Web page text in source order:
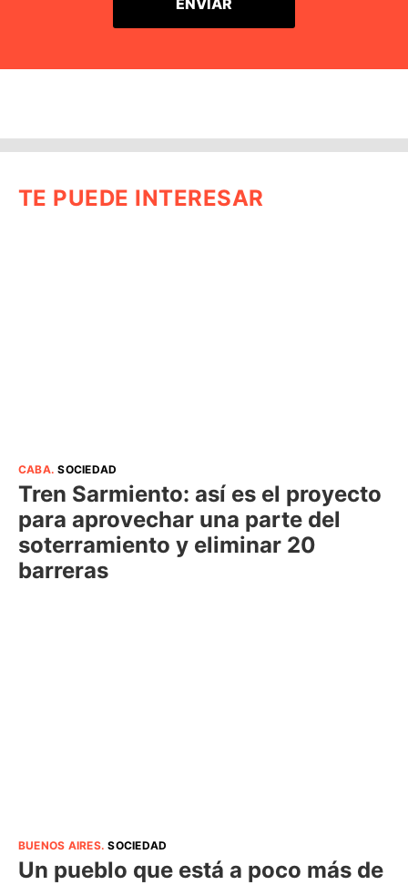
TE PUEDE INTERESAR
CABA.SOCIEDAD
Tren Sarmiento: así es el proyecto
para aprovechar una parte del
soterramiento y eliminar 20
barreras
BUENOS AIRES.SOCIEDAD
Un pueblo que está a poco más de